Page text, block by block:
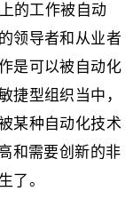
的工作被自动
领导者和从业者
是可以被自动化
捷型组织当中，
某种自动化技术
和需要创新的非
了。